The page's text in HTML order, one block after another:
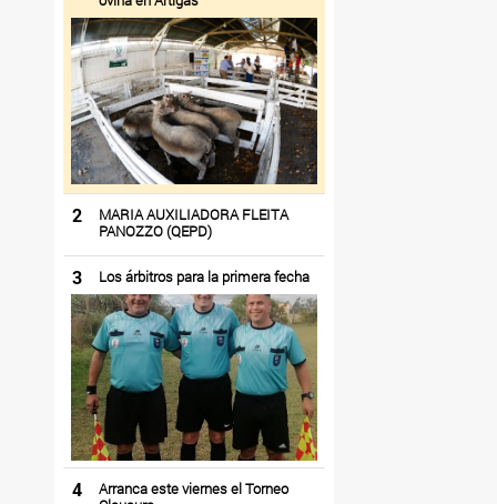
2
MARIA AUXILIADORA FLEITA
PANOZZO (QEPD)
3 Los árbitros para la primera fecha
4
Arranca este viernes el Torneo